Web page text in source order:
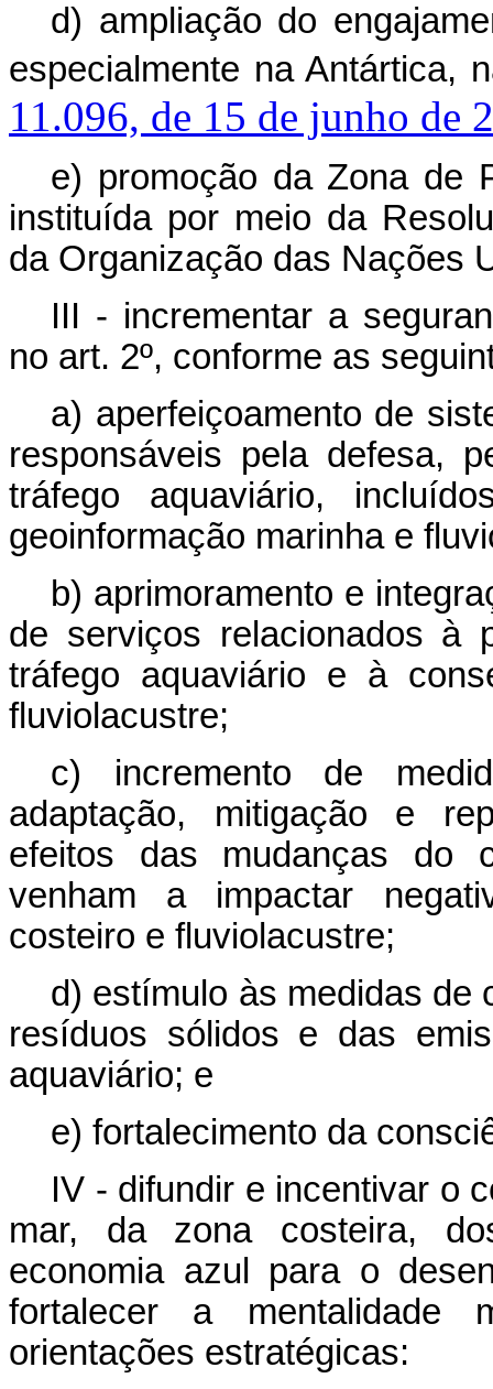
d) ampliação do
especialmente na Antártica,
11.096, de 15 de junho de
e) promoção da Zona de
instituída por meio da
da Organização das Nações
III - incrementar a
no art. 2º, conforme as
a) aperfeiçoamento de
responsáveis pela defesa,
tráfego aquaviário,
geoinformação marinha e
b) aprimoramento e
de serviços relacionados à
tráfego aquaviário e à
fluviolacustre;
c) incremento de
adaptação, mitigação e
efeitos das mudanças do
venham a impactar
costeiro e fluviolacustre;
d) estímulo às medidas de
resíduos sólidos e das
aquaviário; e
e) fortalecimento da
IV - difundir e incentivar o
mar, da zona costeira,
economia azul para o
fortalecer a mentalidade
orientações estratégicas: